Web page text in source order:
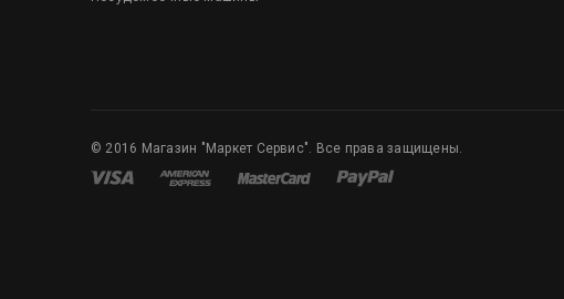
© 2016 Магазин "Маркет Сервис". Все права защищены.